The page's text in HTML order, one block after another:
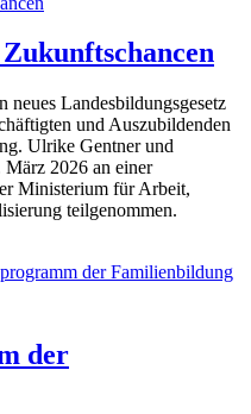
Landesbildungsgesetz
und Auszubildenden
Ulrike Gentner und
März 2026 an einer
Ministerium für Arbeit,
teilgenommen.
der